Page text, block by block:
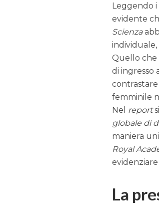
Leggendo
evidente
Scienza
individuale,
Quello che
di ingresso
femminile
Nel report
globale di
maniera
Royal
evidenziare
La